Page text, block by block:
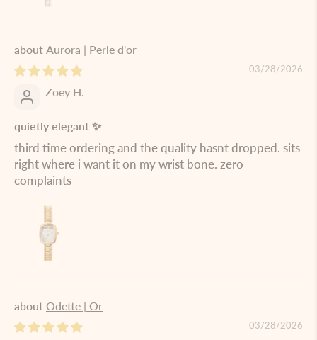
Aurora | Perle d'or
03/28/2026
Zoey H.
quietly elegant ✨
third time ordering and the quality hasnt dropped. sits
right where i want it on my wrist bone. zero
complaints
Odette | Or
03/28/2026